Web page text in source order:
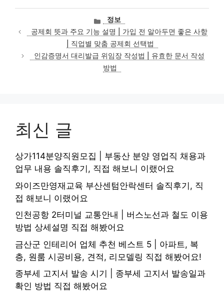
카
테
고
리
정보
공제회 뜻과 주요 기능 설명 | 가입 전 알아두면 좋은 사항
| 직업별 맞춤 공제회 선택법
인감증명서 대리발급 위임장 작성법 | 유효한 문서 작성
방법
최신 글
상가114분양직원모집 | 부동산 분양 영업직 채용과
업무 내용 솔직후기, 직접 해보니 이랬어요
와이즈만영재교육 부산센텀안락센터 솔직후기, 직
접 해보니 이랬어요
인천공항 2터미널 교통안내 | 버스노선과 철도 이용
방법 상세설명 직접 해봤어요
금산군 인테리어 업체 추천 베스트 5 | 아파트, 복
층, 원룸 시공비용, 견적, 리모델링 직접 해봤어요!
종부세 고지서 발송 시기 | 종부세 고지서 발송일과
확인 방법 직접 해봤어요